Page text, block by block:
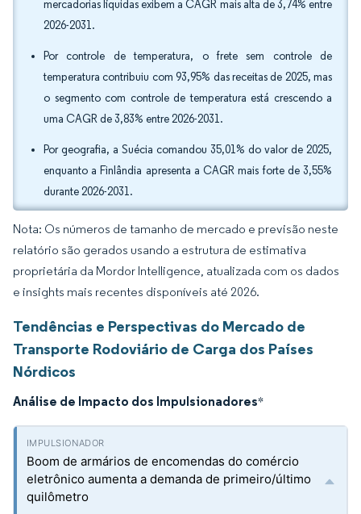
mercadorias líquidas exibem a CAGR mais alta de 3,74% entre
2026-2031.
Por controle de temperatura, o frete sem controle de
temperatura contribuiu com 93,95% das receitas de 2025, mas
o segmento com controle de temperatura está crescendo a
uma CAGR de 3,83% entre 2026-2031.
Por geografia, a Suécia comandou 35,01% do valor de 2025,
enquanto a Finlândia apresenta a CAGR mais forte de 3,55%
durante 2026-2031.
Nota: Os números de tamanho de mercado e previsão neste
relatório são gerados usando a estrutura de estimativa
proprietária da Mordor Intelligence, atualizada com os dados
e insights mais recentes disponíveis até 2026.
Tendências e Perspectivas do Mercado de
Transporte Rodoviário de Carga dos Países
Nórdicos
Análise de Impacto dos Impulsionadores*
Boom de armários de encomendas do comércio
eletrônico aumenta a demanda de primeiro/último
quilômetro